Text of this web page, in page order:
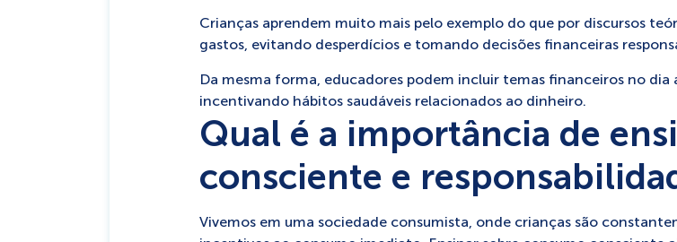
Crianças aprendem muito mais pelo exemplo do que por discursos
gastos, evitando desperdícios e tomando decisões financeiras
Da mesma forma, educadores podem incluir temas financeiros no
incentivando hábitos saudáveis relacionados ao dinheiro.
Qual é a importância de
consciente e
Vivemos em uma sociedade consumista, onde crianças são